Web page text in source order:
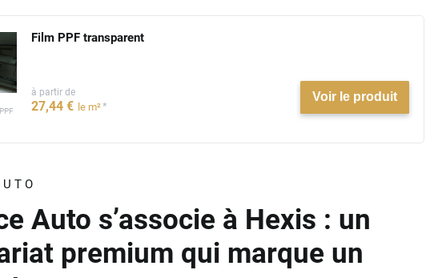
Film PPF transparent
à partir de
27,44 € le m²*
Voir le produit
Auto s’associe à Hexis : un
premium qui marque un